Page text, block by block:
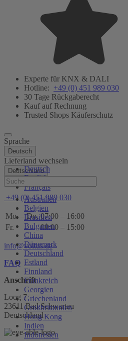
Experte für KNX & DALI
Hotline: +49 (0) 451 989 030
30 Tage Rückgaberecht
Kauf auf Rechnung
Trusted Shops Käuferschutz
Sprache
Deutsch
Deutsch
English
Français
Lieferland wechseln
Deutschland
Australien
Belgien
Brasilien
Bulgarien
China
Dänemark
Deutschland
Estland
Finnland
Frankreich
Georgien
Griechenland
Großbritannien
Hong Kong
Indien
Indonesien
Hilfe
+49 (0) 451 989 030
Mo. – Do. 07:00 – 16:00
Fr.
08:00 – 15:00
info@voltus.de
FAQ
Anschrift
Loog 7
23611 Bad Schwartau
Deutschland